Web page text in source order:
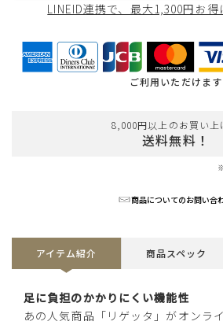
ブラック
LINEID連携で、最大1,300円お
ご利用いただけます
8,000円以上のお買い上
送料無料！
商品についてのお問い合
アイテム紹介 商品スペック
足に負担のかかりにくい機能性
あの人気商品「リゲッタ」がオンラ